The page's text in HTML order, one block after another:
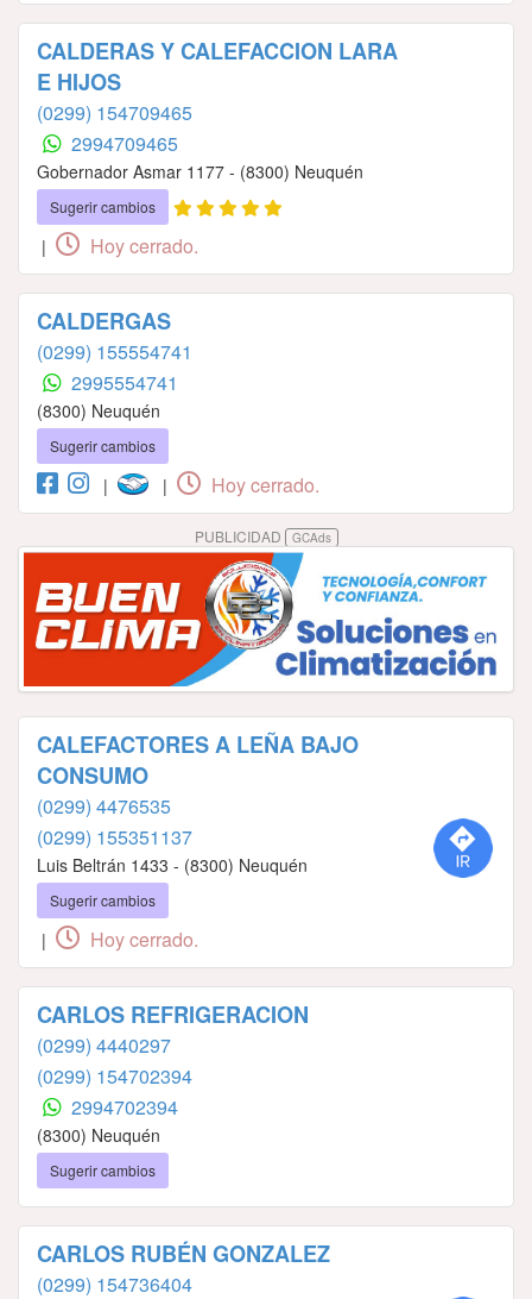
CALDERAS Y CALEFACCION LARA
E HIJOS
(0299) 154709465
2994709465
Gobernador Asmar 1177 - (8300) Neuquén
Sugerir cambios
| Hoy cerrado.
CALDERGAS
(0299) 155554741
2995554741
(8300) Neuquén
Sugerir cambios
| | Hoy cerrado.
PUBLICIDAD GCAds
CALEFACTORES A LEÑA BAJO
CONSUMO
(0299) 4476535
(0299) 155351137
Luis Beltrán 1433 - (8300) Neuquén
Sugerir cambios
| Hoy cerrado.
CARLOS REFRIGERACION
(0299) 4440297
(0299) 154702394
2994702394
(8300) Neuquén
Sugerir cambios
CARLOS RUBÉN GONZALEZ
(0299) 154736404